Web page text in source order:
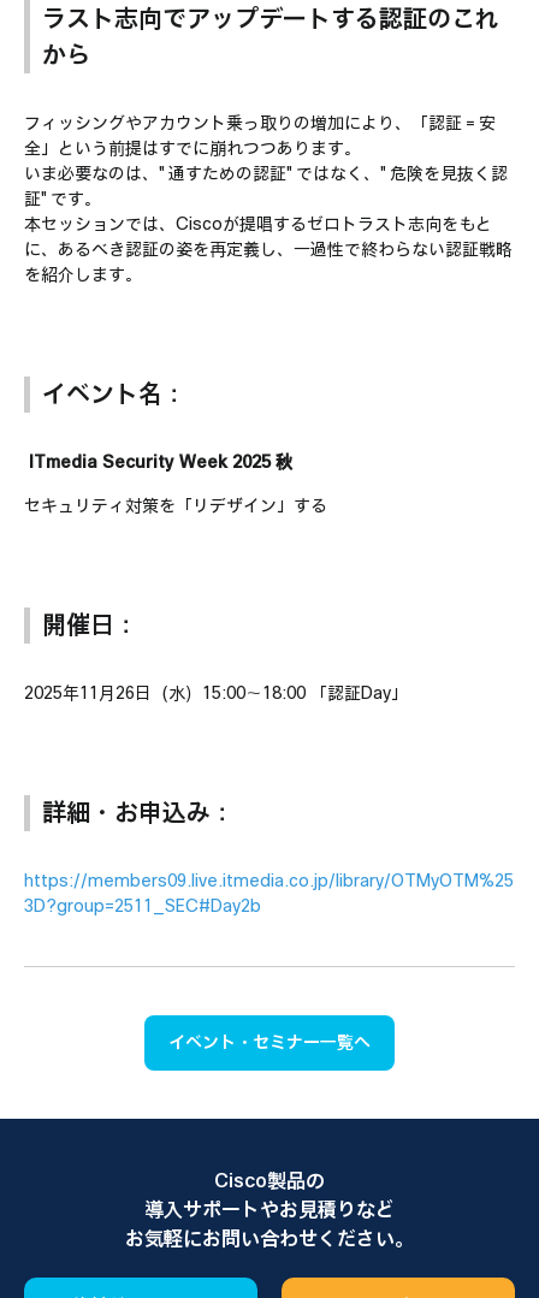
ラスト志向でアップデートする認証のこれ
から
フィッシングやアカウント乗っ取りの増加により、「認証＝安
全」という前提はすでに崩れつつあります。
いま必要なのは、"通すための認証"ではなく、"危険を見抜く認
証"です。
本セッションでは、Ciscoが提唱するゼロトラスト志向をもと
に、あるべき認証の姿を再定義し、一過性で終わらない認証戦略
を紹介します。
イベント名：
ITmedia Security Week 2025 秋
セキュリティ対策を「リデザイン」する
開催日：
2025年11月26日（水）15:00〜18:00 「認証Day」
詳細・お申込み：
https://members09.live.itmedia.co.jp/library/OTMyOTM%25
3D?group=2511_SEC#Day2b
イベント・セミナー一覧へ
Cisco製品の
導入サポートやお見積りなど
お気軽にお問い合わせください。